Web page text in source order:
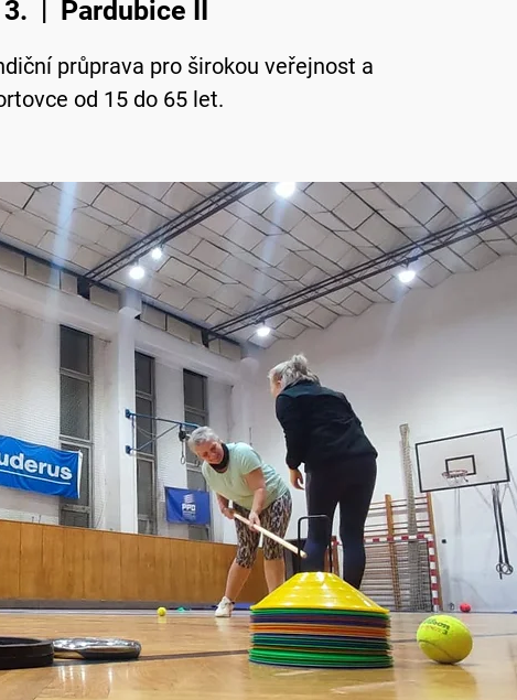
Pardubice II
průprava pro širokou veřejnost a
od 15 do 65 let.